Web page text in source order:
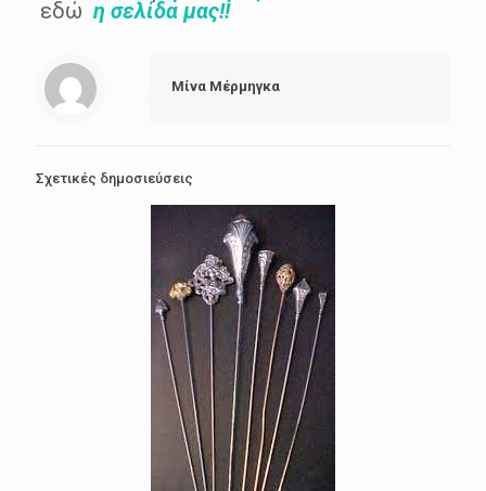
εδώ η σελίδα μας!!
Μίνα Μέρμηγκα
Σχετικές δημοσιεύσεις